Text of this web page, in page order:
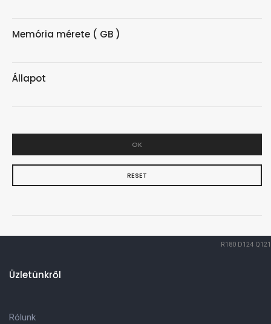
Memória mérete ( GB )
Állapot
OK
RESET
R180 D124 Q121
Üzletünkről
Rólunk